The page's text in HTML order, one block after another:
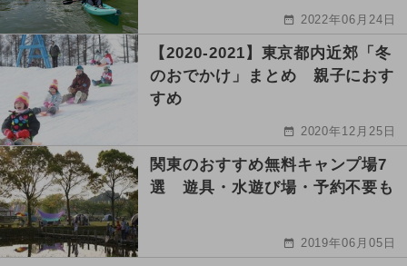
2022年06月24日
【2020-2021】東京都内近郊「冬
のおでかけ」まとめ 親子におす
すめ
2020年12月25日
関東のおすすめ無料キャンプ場7
選 遊具・水遊び場・予約不要も
2019年06月05日